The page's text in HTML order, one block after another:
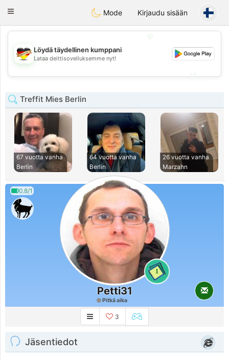
Deutsch Dating
Toggle
Mode Kirjaudu sisään
💖
💕
Löydä täydellinen kumppani
Lataa deittisovelluksemme nyt!
Treffit Mies Berlin
67 vuotta vanha
Berlin
64 vuotta vanha
Berlin
26 vuotta vanha
Marzahn
0.8/1
1
Petti31
Pitkä aika
3
Jäsentiedot